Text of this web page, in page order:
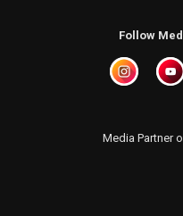
Follow
Media Partner